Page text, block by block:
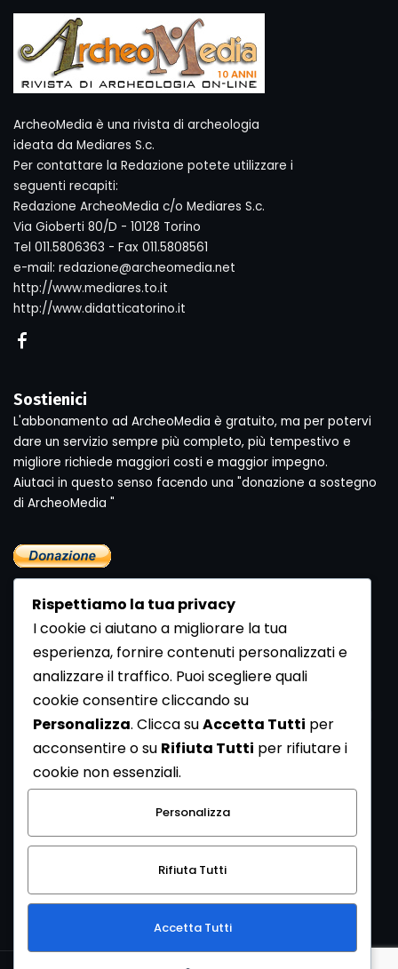
ArcheoMedia è una rivista di archeologia
ideata da Mediares S.c.
Per contattare la Redazione potete utilizzare i
seguenti recapiti:
Redazione ArcheoMedia c/o Mediares S.c.
Via Gioberti 80/D - 10128 Torino
Tel 011.5806363 - Fax 011.5808561
e-mail: redazione@archeomedia.net
http://www.mediares.to.it
http://www.didatticatorino.it
Sostienici
L'abbonamento ad ArcheoMedia è gratuito, ma per potervi
dare un servizio sempre più completo, più tempestivo e
migliore richiede maggiori costi e maggior impegno.
Aiutaci in questo senso facendo una "donazione a sostegno
di ArcheoMedia "
Newsletter
Se vuoi ricevere la Rivista gratuita di archeologia realizzata
dalla Redazione di ArcheoMedia iscriviti alla nostra
Newsletter [Clicca Qui]
Con l'invio del messaggio l'utente dichiara di aver letto
l’informativa sulla privacy e di acconsentire al trattamento
dei propri dati personali.
Rispettiamo la tua privacy
I cookie ci aiutano a migliorare la tua
esperienza, fornire contenuti personalizzati e
analizzare il traffico. Puoi scegliere quali
cookie consentire cliccando su
Personalizza. Clicca suAccetta Tutti per
acconsentire o su Rifiuta Tutti per rifiutare i
cookie non essenziali.
Personalizza
Rifiuta Tutti
Accetta Tutti